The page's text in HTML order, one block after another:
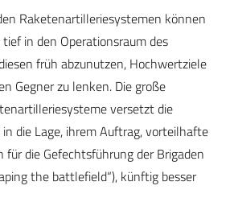
Raketenartilleriesystemen können
in den Operationsraum des
früh abzunutzen, Hochwertziele
Gegner zu lenken. Die große
versetzt die
in die Lage, ihrem Auftrag, vorteilhafte
für die Gefechtsführung der Brigaden
the battlefield“), künftig besser